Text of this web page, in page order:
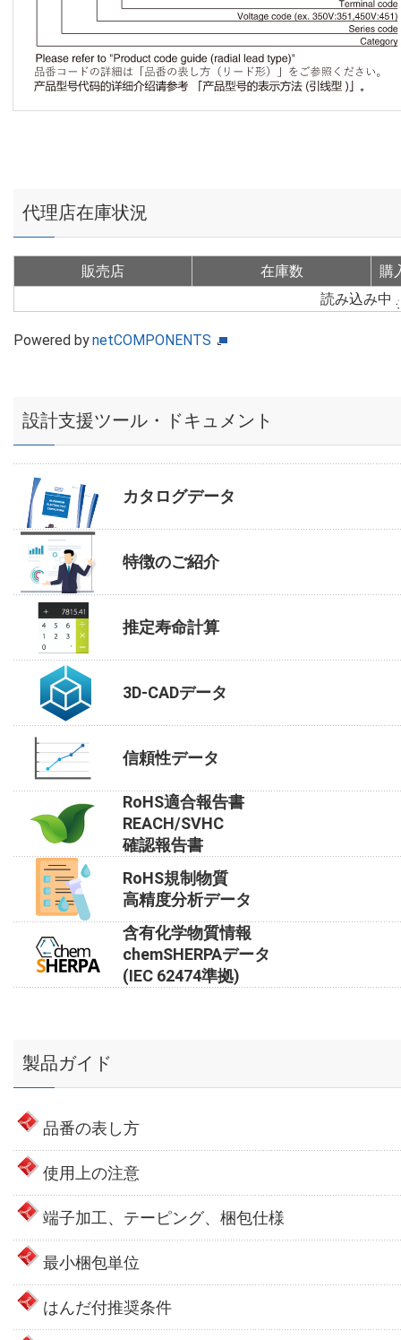
代理店在庫状況
販売店 在庫数
購
読み込み中
Powered bynetCOMPONENTS
設計支援ツール・ドキュメント
カタログデータ
特徴のご紹介
推定寿命計算
3D-CADデータ
信頼性データ
RoHS適合報告書
REACH/SVHC
確認報告書
RoHS規制物質
高精度分析データ
含有化学物質情報
chemSHERPAデータ
(IEC 62474準拠)
製品ガイド
品番の表し方
使用上の注意
端子加工、テーピング、梱包仕様
最小梱包単位
はんだ付推奨条件